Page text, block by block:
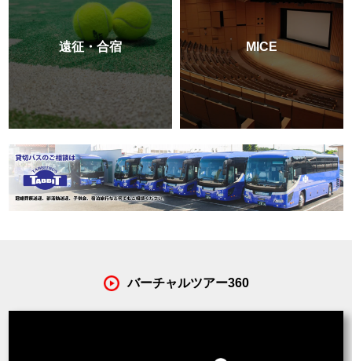
遠征・合宿 MICE
バーチャルツアー360